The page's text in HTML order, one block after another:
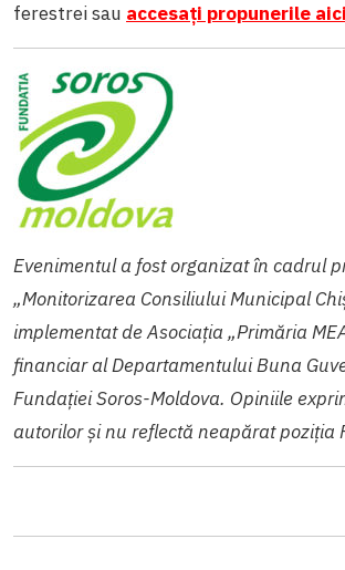
ferestrei sau accesați propunerile aici
Evenimentul a fost organizat în cadrul
„Monitorizarea Consiliului Municipal
implementat de Asociația „Primăria
financiar al Departamentului Buna
Fundației Soros-Moldova. Opiniile
autorilor şi nu reflectă neapărat poziţia